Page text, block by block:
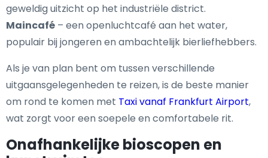
geweldig uitzicht op het industriële district.
Maincafé – een openluchtcafé aan het water,
populair bij jongeren en ambachtelijk bierliefhebbers.
Als je van plan bent om tussen verschillende
uitgaansgelegenheden te reizen, is de beste manier
om rond te komen met Taxi vanaf Frankfurt Airport,
wat zorgt voor een soepele en comfortabele rit.
Onafhankelijke bioscopen en